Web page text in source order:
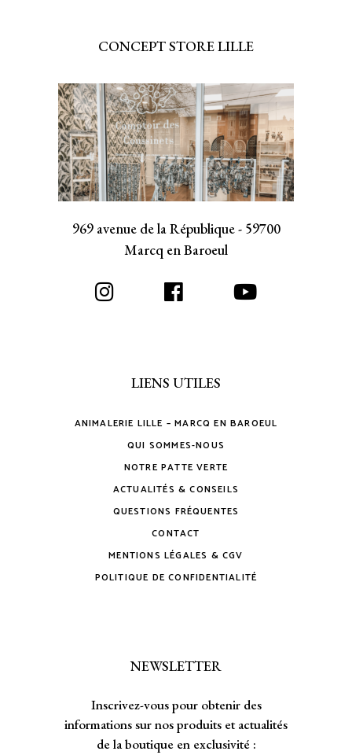
CONCEPT STORE LILLE
969 avenue de la République - 59700
Marcq en Baroeul
LIENS UTILES
ANIMALERIE LILLE – MARCQ EN BAROEUL
QUI SOMMES-NOUS
NOTRE PATTE VERTE
ACTUALITÉS & CONSEILS
QUESTIONS FRÉQUENTES
CONTACT
MENTIONS LÉGALES & CGV
POLITIQUE DE CONFIDENTIALITÉ
NEWSLETTER
Inscrivez-vous pour obtenir des
informations sur nos produits et actualités
de la boutique en exclusivité :